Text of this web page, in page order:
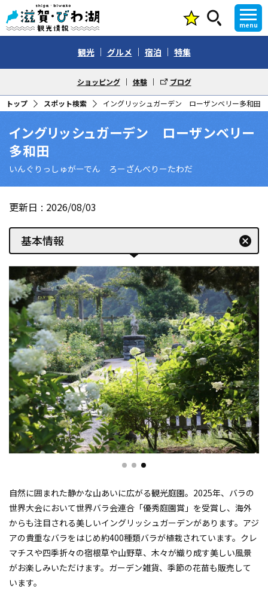
menu
観光 グルメ 宿泊 特集
ショッピング 体験 ブログ
トップ スポット検索 イングリッシュガーデン ローザンベリー多和田
イングリッシュガーデン ローザンベリー
多和田
いんぐりっしゅがーでん ろーざんべりーたわだ
更新日 2026/08/03
基本情報 cancel
自然に囲まれた静かな山あいに広がる観光庭園。2025年、バラの
世界大会において世界バラ会連合「優秀庭園賞」を受賞し、海外
からも注目される美しいイングリッシュガーデンがあります。アジ
アの貴重なバラをはじめ約400種類バラが植栽されています。クレ
マチスや四季折々の宿根草や山野草、木々が織り成す美しい風景
がお楽しみいただけます。ガーデン雑貨、季節の花苗も販売して
います。